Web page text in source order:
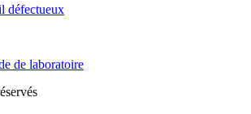
défectueux
de laboratoire